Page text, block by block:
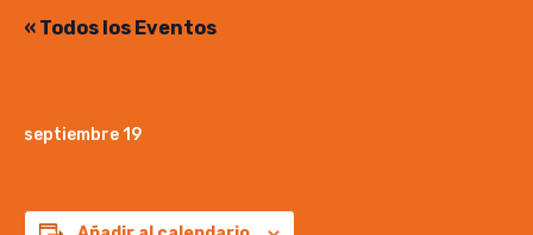
« Todos los Eventos
septiembre 19